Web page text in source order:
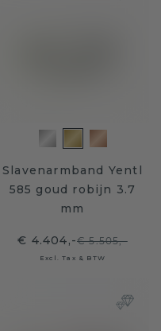
Slavenarmband Yentl
585 goud robijn 3.7
mm
€ 4.404,-€ 5.505,-
Excl. Tax & BTW